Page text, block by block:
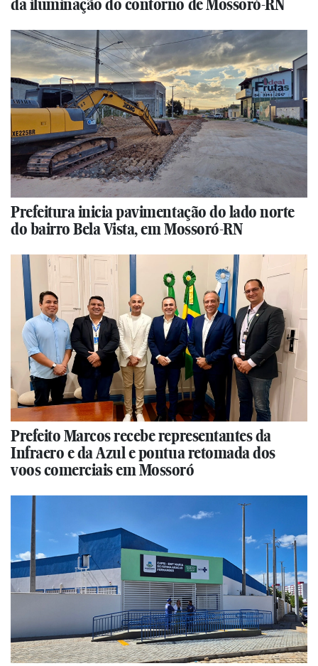
da iluminação do contorno de Mossoró-RN
Prefeitura inicia pavimentação do lado norte
do bairro Bela Vista, em Mossoró-RN
Prefeito Marcos recebe representantes da
Infraero e da Azul e pontua retomada dos
voos comerciais em Mossoró